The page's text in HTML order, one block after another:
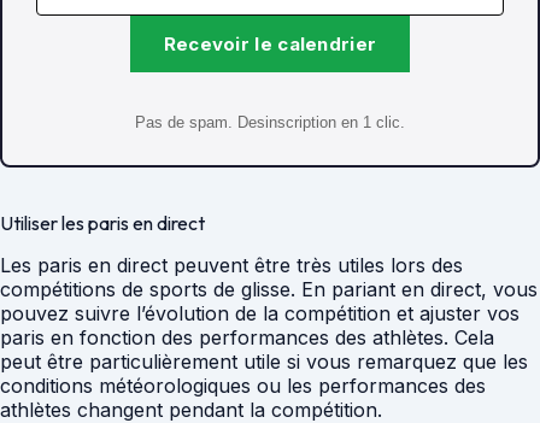
Recevoir le calendrier
Pas de spam. Desinscription en 1 clic.
Utiliser les paris en direct
Les paris en direct peuvent être très utiles lors des
compétitions de sports de glisse. En pariant en direct, vous
pouvez suivre l’évolution de la compétition et ajuster vos
paris en fonction des performances des athlètes. Cela
peut être particulièrement utile si vous remarquez que les
conditions météorologiques ou les performances des
athlètes changent pendant la compétition.